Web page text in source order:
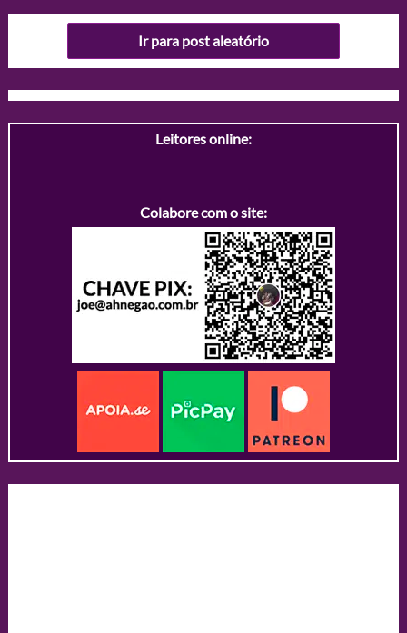
Ir para post aleatório
Leitores online:
Colabore com o site: